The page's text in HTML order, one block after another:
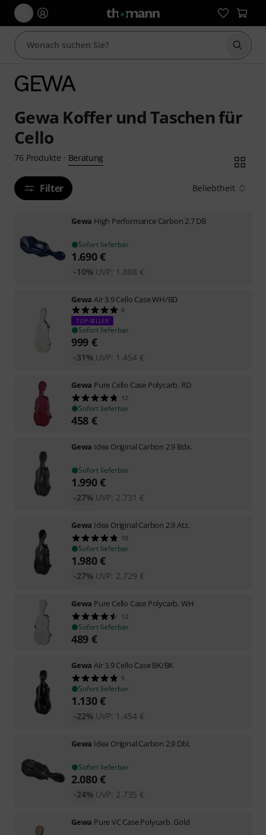
Suche
Gewa Koffer und Taschen für
Cello
76 Produkte · Beratung
Filter Beliebtheit
Gewa High Performance Carbon 2.7 DB
Sofort lieferbar
1.690€
UVP: 1.888 €
-10%
Gewa Air 3.9 Cello Case WH/BD
8
TOP-SELLER
Sofort lieferbar
999 €
UVP: 1.454 €
-31%
Gewa Pure Cello Case Polycarb. RD
12
Sofort lieferbar
458 €
Gewa Idea Original Carbon 2.9 Bdx.
Sofort lieferbar
1.990€
UVP: 2.731 €
-27%
Gewa Idea Original Carbon 2.9 Atz.
10
Sofort lieferbar
1.980€
UVP: 2.729 €
-27%
Gewa Pure Cello Case Polycarb. WH
12
Sofort lieferbar
489 €
Gewa Air 3.9 Cello Case BK/BK
5
Sofort lieferbar
1.130€
UVP: 1.454 €
-22%
Gewa Idea Original Carbon 2.9 Dbl.
Sofort lieferbar
2.080€
UVP: 2.735 €
-24%
Gewa Pure VC Case Polycarb. Gold